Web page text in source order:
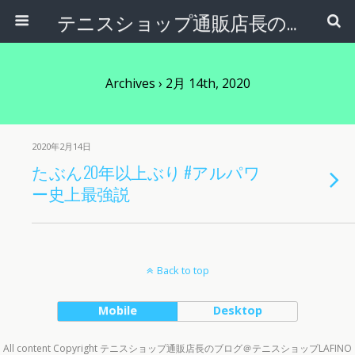
テニスショップ通販店長のブログ＠テニスショップLAFINO 西山克久
Archives › 2月 14th, 2020
2020年2月14日
たぶん20年以上ぶり #アルパワ
ー史上最強説
Back to top
Mobile Desktop
All content Copyright テニスショップ通販店長のブログ＠テニスショップLAFINO